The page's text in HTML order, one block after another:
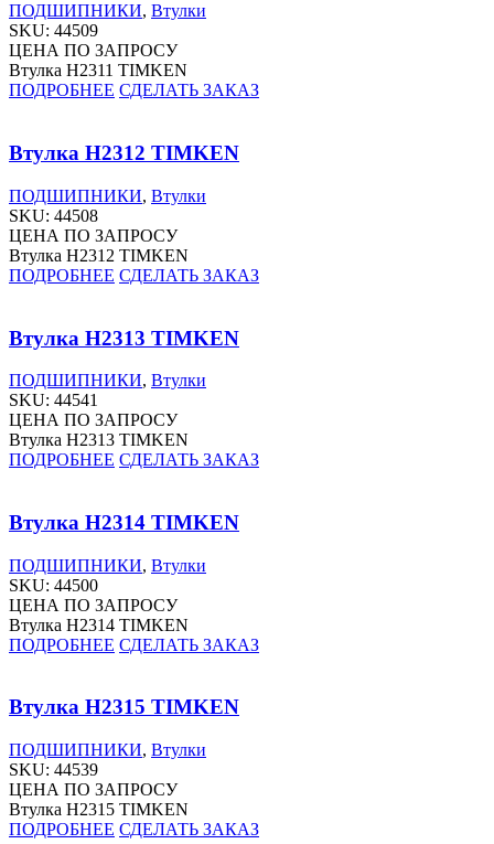
ПОДШИПНИКИ, Втулки
SKU: 44509
ЦЕНА ПО ЗАПРОСУ
Втулка H2311 TIMKEN
ПОДРОБНЕЕ СДЕЛАТЬ ЗАКАЗ
Втулка H2312 TIMKEN
ПОДШИПНИКИ, Втулки
SKU: 44508
ЦЕНА ПО ЗАПРОСУ
Втулка H2312 TIMKEN
ПОДРОБНЕЕ СДЕЛАТЬ ЗАКАЗ
Втулка H2313 TIMKEN
ПОДШИПНИКИ, Втулки
SKU: 44541
ЦЕНА ПО ЗАПРОСУ
Втулка H2313 TIMKEN
ПОДРОБНЕЕ СДЕЛАТЬ ЗАКАЗ
Втулка H2314 TIMKEN
ПОДШИПНИКИ, Втулки
SKU: 44500
ЦЕНА ПО ЗАПРОСУ
Втулка H2314 TIMKEN
ПОДРОБНЕЕ СДЕЛАТЬ ЗАКАЗ
Втулка H2315 TIMKEN
ПОДШИПНИКИ, Втулки
SKU: 44539
ЦЕНА ПО ЗАПРОСУ
Втулка H2315 TIMKEN
ПОДРОБНЕЕ СДЕЛАТЬ ЗАКАЗ